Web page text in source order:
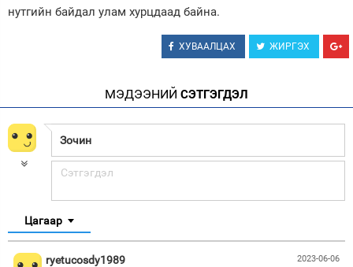
нутгийн байдал улам хурцдаад байна.
ХУВААЛЦАХ ЖИРГЭХ
МЭДЭЭНИЙ СЭТГЭГДЭЛ
Цагаар
2023-06-06
ryetucosdy1989